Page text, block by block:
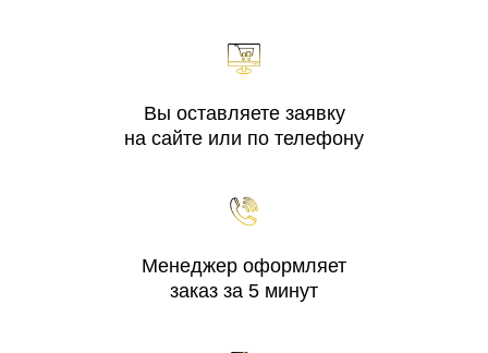
Вы оставляете заявку
на сайте или по телефону
Менеджер оформляет
заказ за 5 минут